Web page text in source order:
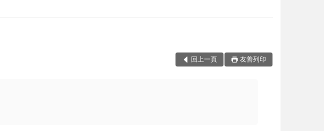
回上一頁 友善列印